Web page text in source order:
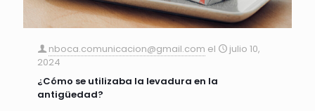
nboca.comunicacion@gmail.com el
julio 10,
2024
¿Cómo se utilizaba la levadura en la
antigüedad?